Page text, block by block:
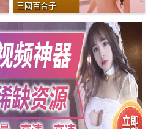
三國百合子